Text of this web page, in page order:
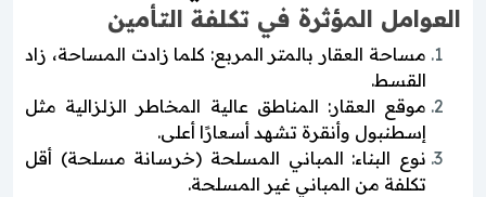
العوامل المؤثرة في تكلفة التأمين
مساحة العقار بالمتر المربع: كلما زادت المساحة، زاد
القسط.
موقع العقار: المناطق عالية المخاطر الزلزالية مثل
إسطنبول وأنقرة تشهد أسعارًا أعلى.
نوع البناء: المباني المسلحة (خرسانة مسلحة) أقل
تكلفة من المباني غير المسلحة.